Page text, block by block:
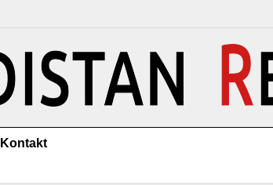
Kontakt